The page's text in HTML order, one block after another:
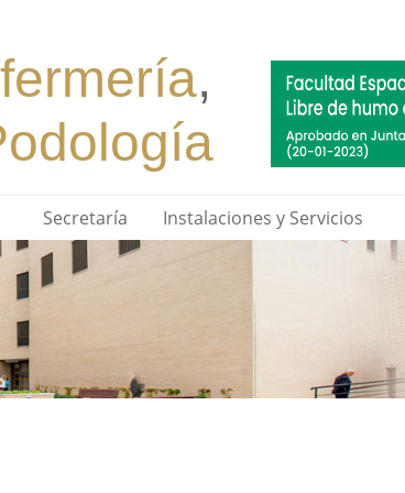
Secretaría Instalaciones y Servicios